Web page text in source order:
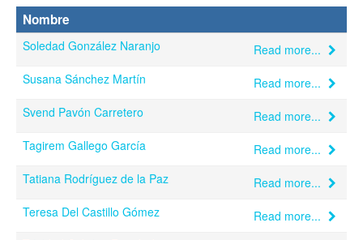
Nombre
Soledad González Naranjo
Read more...
Susana Sánchez Martín
Read more...
Svend Pavón Carretero
Read more...
Tagirem Gallego García
Read more...
Tatiana Rodríguez de la Paz
Read more...
Teresa Del Castillo Gómez
Read more...